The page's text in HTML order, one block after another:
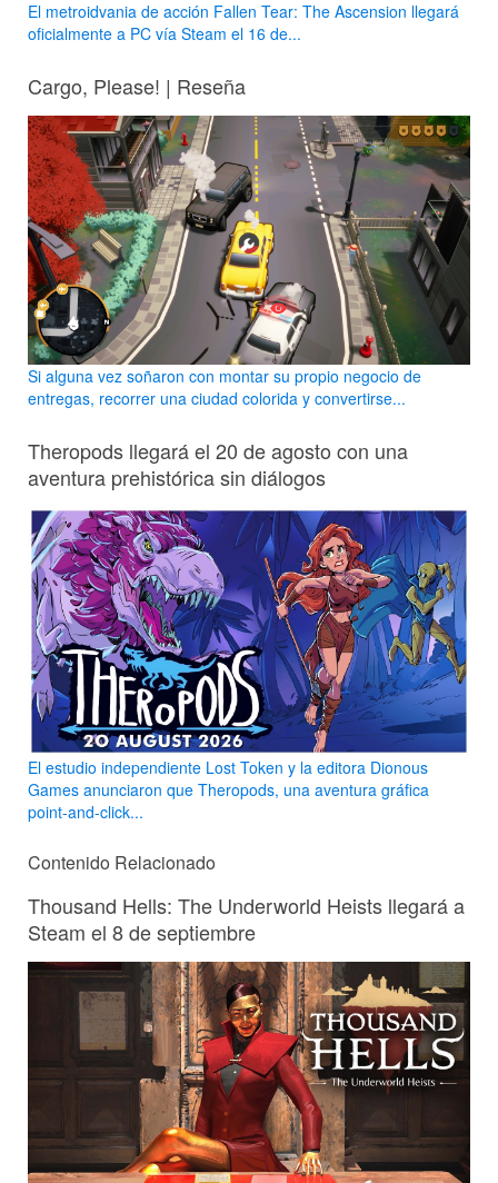
El metroidvania de acción Fallen Tear: The Ascension llegará
oficialmente a PC vía Steam el 16 de...
Cargo, Please! | Reseña
Si alguna vez soñaron con montar su propio negocio de
entregas, recorrer una ciudad colorida y convertirse...
Theropods llegará el 20 de agosto con una
aventura prehistórica sin diálogos
El estudio independiente Lost Token y la editora Dionous
Games anunciaron que Theropods, una aventura gráfica
point-and-click...
Contenido Relacionado
Thousand Hells: The Underworld Heists llegará a
Steam el 8 de septiembre